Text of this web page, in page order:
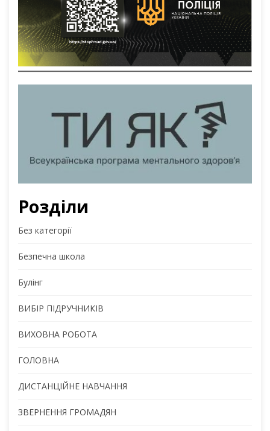
Розділи
Без категорії
Безпечна школа
Булінг
ВИБІР ПІДРУЧНИКІВ
ВИХОВНА РОБОТА
ГОЛОВНА
ДИСТАНЦІЙНЕ НАВЧАННЯ
ЗВЕРНЕННЯ ГРОМАДЯН